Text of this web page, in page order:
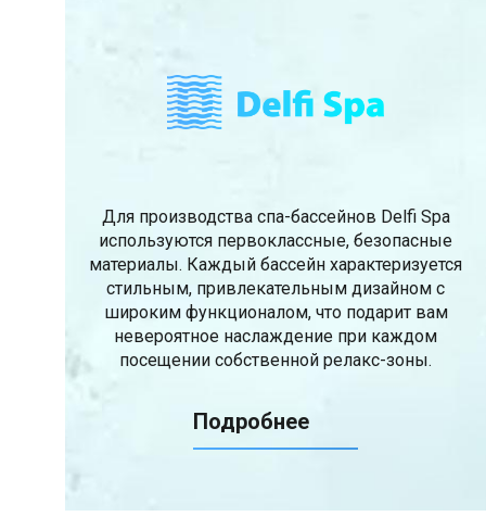
Для производства спа-бассейнов Delfi Spa
используются первоклассные, безопасные
материалы. Каждый бассейн характеризуется
стильным, привлекательным дизайном с
широким функционалом, что подарит вам
невероятное наслаждение при каждом
посещении собственной релакс-зоны.
Подробнее